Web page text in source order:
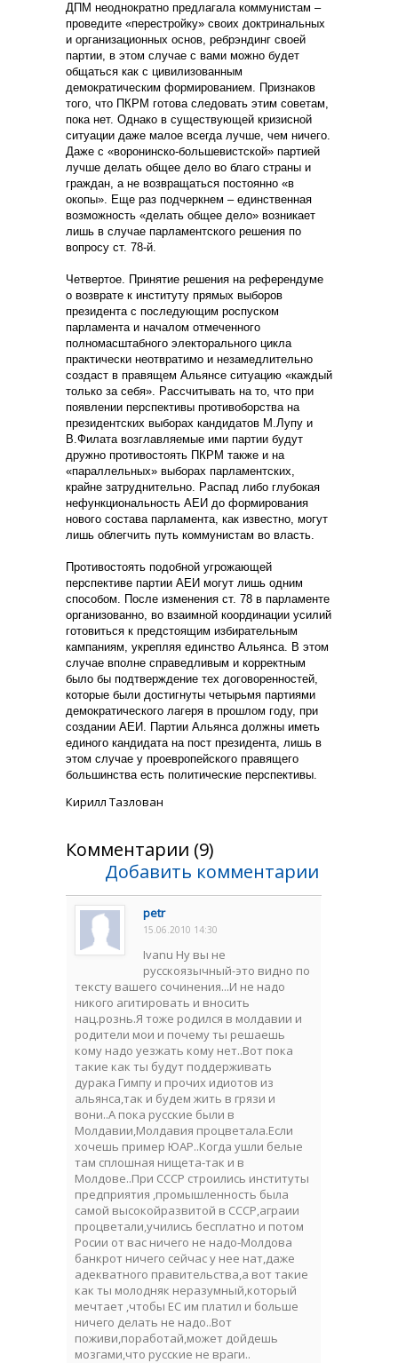
ДПМ неоднократно предлагала коммунистам –
проведите «перестройку» своих доктринальных
и организационных основ, ребрэндинг своей
партии, в этом случае с вами можно будет
общаться как с цивилизованным
демократическим формированием. Признаков
того, что ПКРМ готова следовать этим советам,
пока нет. Однако в существующей кризисной
ситуации даже малое всегда лучше, чем ничего.
Даже с «воронинско-большевистской» партией
лучше делать общее дело во благо страны и
граждан, а не возвращаться постоянно «в
окопы». Еще раз подчеркнем – единственная
возможность «делать общее дело» возникает
лишь в случае парламентского решения по
вопросу ст. 78-й.
Четвертое. Принятие решения на референдуме
о возврате к институту прямых выборов
президента с последующим роспуском
парламента и началом отмеченного
полномасштабного электорального цикла
практически неотвратимо и незамедлительно
создаст в правящем Альянсе ситуацию «каждый
только за себя». Рассчитывать на то, что при
появлении перспективы противоборства на
президентских выборах кандидатов М.Лупу и
В.Филата возглавляемые ими партии будут
дружно противостоять ПКРМ также и на
«параллельных» выборах парламентских,
крайне затруднительно. Распад либо глубокая
нефункциональность АЕИ до формирования
нового состава парламента, как известно, могут
лишь облегчить путь коммунистам во власть.
Противостоять подобной угрожающей
перспективе партии АЕИ могут лишь одним
способом. После изменения ст. 78 в парламенте
организованно, во взаимной координации усилий
готовиться к предстоящим избирательным
кампаниям, укрепляя единство Альянса. В этом
случае вполне справедливым и корректным
было бы подтверждение тех договоренностей,
которые были достигнуты четырьмя партиями
демократического лагеря в прошлом году, при
создании АЕИ. Партии Альянса должны иметь
единого кандидата на пост президента, лишь в
этом случае у проевропейского правящего
большинства есть политические перспективы.
Кирилл Тазлован
Комментарии (9)
Добавить комментарии
petr
15.06.2010 14:30
Ivanu Ну вы не
русскоязычный-это видно по
тексту вашего сочинения...И не надо
никого агитировать и вносить
нац.рознь.Я тоже родился в молдавии и
родители мои и почему ты решаешь
кому надо уезжать кому нет..Вот пока
такие как ты будут поддерживать
дурака Гимпу и прочих идиотов из
альянса,так и будем жить в грязи и
вони..А пока русские были в
Молдавии,Молдавия процветала.Если
хочешь пример ЮАР..Когда ушли белые
там сплошная нищета-так и в
Молдове..При СССР строились институты
предприятия ,промышленность была
самой высокойразвитой в СССР,аграии
процветали,учились бесплатно и потом
Росии от вас ничего не надо-Молдова
банкрот ничего сейчас у нее нат,даже
адекватного правительства,а вот такие
как ты молодняк неразумный,который
мечтает ,чтобы ЕС им платил и больше
ничего делать не надо..Вот
поживи,поработай,может дойдешь
мозгами,что русские не враги..